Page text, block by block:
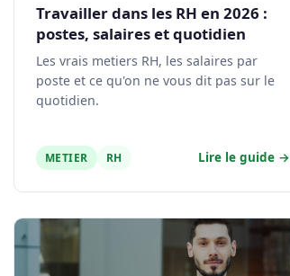
Travailler dans les RH en 2026 :
postes, salaires et quotidien
Les vrais metiers RH, les salaires par
poste et ce qu'on ne vous dit pas sur le
quotidien.
METIER RH Lire le guide →